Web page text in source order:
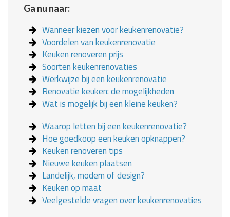
Ga nu naar:
Wanneer kiezen voor keukenrenovatie?
Voordelen van keukenrenovatie
Keuken renoveren prijs
Soorten keukenrenovaties
Werkwijze bij een keukenrenovatie
Renovatie keuken: de mogelijkheden
Wat is mogelijk bij een kleine keuken?
Waarop letten bij een keukenrenovatie?
Hoe goedkoop een keuken opknappen?
Keuken renoveren tips
Nieuwe keuken plaatsen
Landelijk, modern of design?
Keuken op maat
Veelgestelde vragen over keukenrenovaties